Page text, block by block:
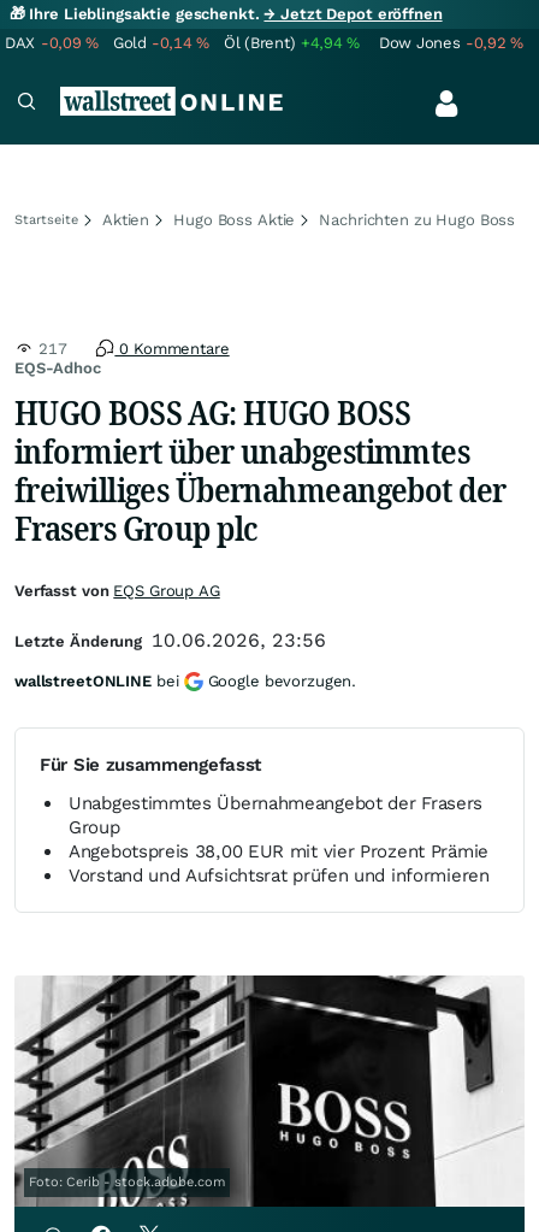
🎁 Ihre Lieblingsaktie geschenkt.→ Jetzt Depot eröffnen
DAX -0,09% Gold -0,14% Öl (Brent) +4,94% Dow Jones -0,92%
Startseite Aktien Hugo Boss Aktie Nachrichten zu Hugo Boss
EQS-Adhoc
217 0 Kommentare
HUGO BOSS AG: HUGO BOSS
informiert über unabgestimmtes
freiwilliges Übernahmeangebot der
Frasers Group plc
Für Sie zusammengefasst
Unabgestimmtes Übernahmeangebot der Frasers
Group
Angebotspreis 38,00 EUR mit vier Prozent Prämie
Vorstand und Aufsichtsrat prüfen und informieren
Foto: Cerib - stock.adobe.com
Verfasst von EQS Group AG
Letzte Änderung 10.06.2026, 23:56
wallstreetONLINE bei Google bevorzugen.